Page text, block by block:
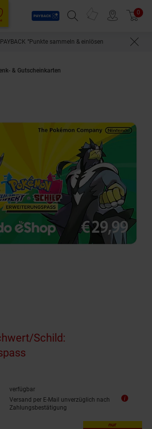
Payback
Suchfeld einblenden
Prospekte 0
PAYBACK °Punkte sammeln & einlösen
& Gutscheinkarten
Schild:
verfügbar
Versand per E-Mail unverzüglich nach
Zahlungsbestätigung
nur